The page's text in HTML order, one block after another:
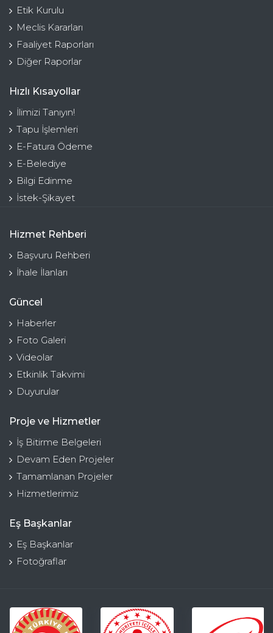
Etik Kurulu
Meclis Kararları
Faaliyet Raporları
Diğer Raporlar
Hızlı Kısayollar
İlimizi Tanıyın!
Tapu İşlemleri
E-Fatura Ödeme
E-Belediye
Bilgi Edinme
İstek-Şikayet
Hizmet Rehberi
Başvuru Rehberi
İhale İlanları
Güncel
Haberler
Foto Galeri
Videolar
Etkinlik Takvimi
Duyurular
Proje ve Hizmetler
İş Bitirme Belgeleri
Devam Eden Projeler
Tamamlanan Projeler
Hizmetlerimiz
Eş Başkanlar
Eş Başkanlar
Fotoğraflar